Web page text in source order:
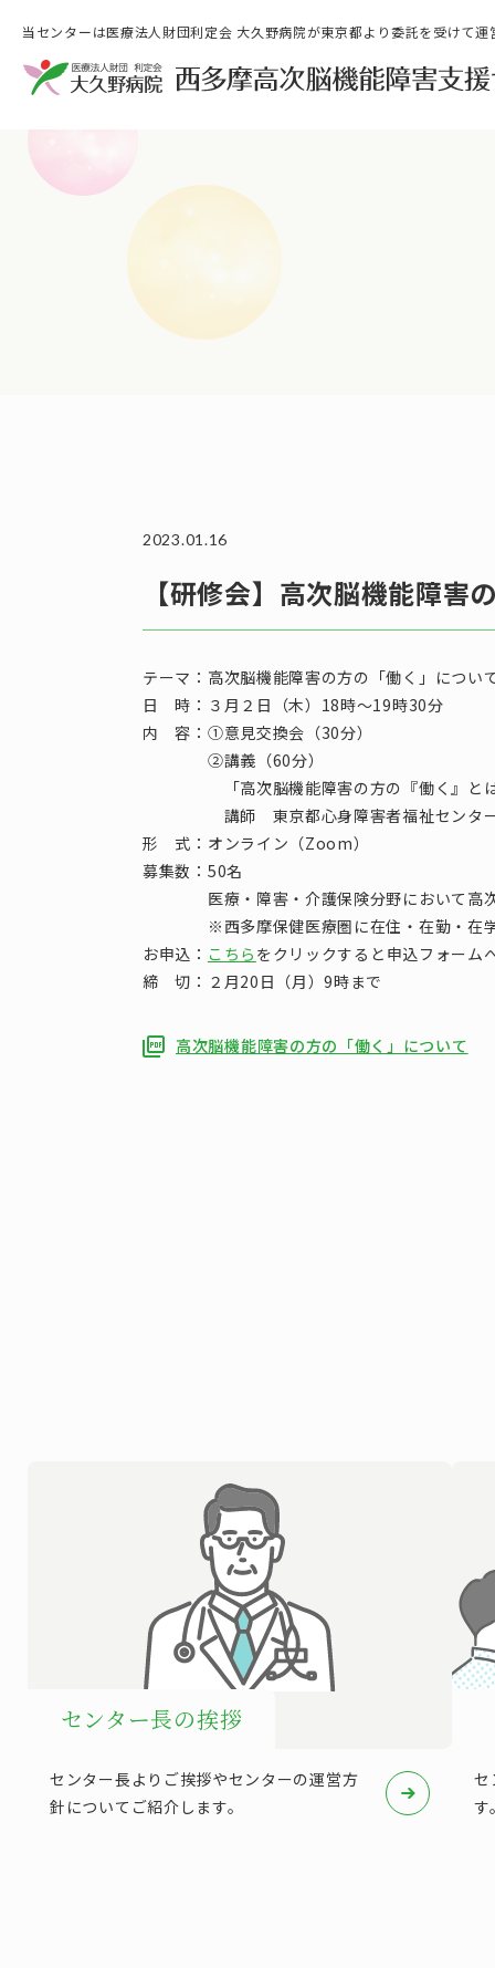
当センターは医療法人財団利定会 大久野病院が東京都より委託を受けて運
2023.01.16
【研修会】高次脳機能障害
テーマ：高次脳機能障害の方の「働く」につい
日 時：３月２日（木）18時～19時30分
内 容：①意見交換会（30分）
②講義（60分）
「高次脳機能障害の方の『働く』とは
講師 東京都心身障害者福祉センター
形 式：オンライン（Zoom）
募集数：50名
医療・障害・介護保険分野において高次脳
※西多摩保健医療圏に在住・在勤・在学
お申込： こちら をクリックすると申込フォーム
締 切：２月20日（月）9時まで
高次脳機能障害の方の「働く」について
センター長の挨拶
センター長よりご挨拶やセンターの運営方
針についてご紹介します。
セ
す